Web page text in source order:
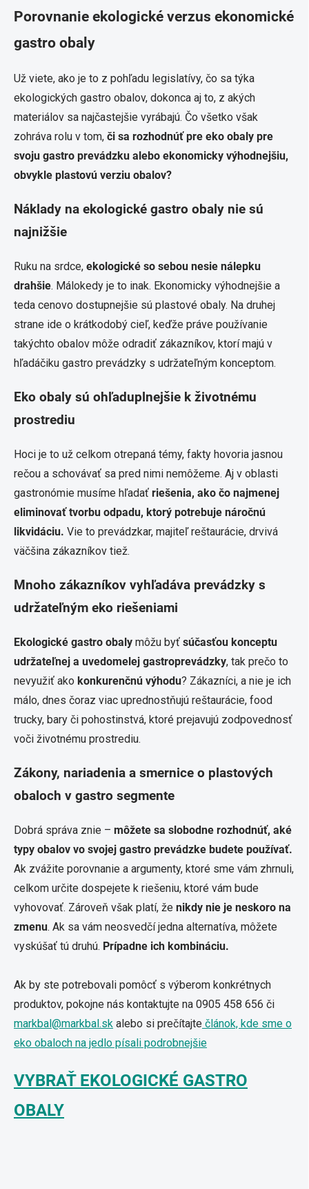
Porovnanie ekologické verzus ekonomické
gastro obaly
Už viete, ako je to z pohľadu legislatívy, čo sa týka
ekologických gastro obalov, dokonca aj to, z akých
materiálov sa najčastejšie vyrábajú. Čo všetko však
zohráva rolu v tom, či sa rozhodnúť pre eko obaly pre
svoju gastro prevádzku alebo ekonomicky výhodnejšiu,
obvykle plastovú verziu obalov?
Náklady na ekologické gastro obaly nie sú
najnižšie
Ruku na srdce, ekologické so sebou nesie nálepku
drahšie. Málokedy je to inak. Ekonomicky výhodnejšie a
teda cenovo dostupnejšie sú plastové obaly. Na druhej
strane ide o krátkodobý cieľ, keďže práve používanie
takýchto obalov môže odradiť zákazníkov, ktorí majú v
hľadáčiku gastro prevádzky s udržateľným konceptom.
Eko obaly sú ohľaduplnejšie k životnému
prostrediu
Hoci je to už celkom otrepaná témy, fakty hovoria jasnou
rečou a schovávať sa pred nimi nemôžeme. Aj v oblasti
gastronómie musíme hľadať riešenia, ako čo najmenej
eliminovať tvorbu odpadu, ktorý potrebuje náročnú
likvidáciu. Vie to prevádzkar, majiteľ reštaurácie, drvivá
väčšina zákazníkov tiež.
Mnoho zákazníkov vyhľadáva prevádzky s
udržateľným eko riešeniami
Ekologické gastro obaly môžu byť súčasťou konceptu
udržateľnej a uvedomelej gastroprevádzky, tak prečo to
nevyužiť ako konkurenčnú výhodu? Zákazníci, a nie je ich
málo, dnes čoraz viac uprednostňujú reštaurácie, food
trucky, bary či pohostinstvá, ktoré prejavujú zodpovednosť
voči životnému prostrediu.
Zákony, nariadenia a smernice o plastových
obaloch v gastro segmente
Dobrá správa znie – môžete sa slobodne rozhodnúť, aké
typy obalov vo svojej gastro prevádzke budete používať.
Ak zvážite porovnanie a argumenty, ktoré sme vám zhrnuli,
celkom určite dospejete k riešeniu, ktoré vám bude
vyhovovať. Zároveň však platí, že nikdy nie je neskoro na
zmenu. Ak sa vám neosvedčí jedna alternatíva, môžete
vyskúšať tú druhú. Prípadne ich kombináciu.
Ak by ste potrebovali pomôcť s výberom konkrétnych
produktov, pokojne nás kontaktujte na 0905 458 656 či
markbal@markbal.sk alebo si prečítajte článok, kde sme o
eko obaloch na jedlo písali podrobnejšie
VYBRAŤ EKOLOGICKÉ GASTRO
OBALY